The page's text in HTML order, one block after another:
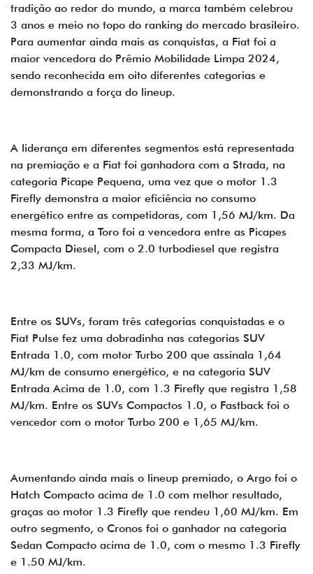
tradição ao redor do mundo, a marca também celebrou
3 anos e meio no topo do ranking do mercado brasileiro.
Para aumentar ainda mais as conquistas, a Fiat foi a
maior vencedora do Prêmio Mobilidade Limpa 2024,
sendo reconhecida em oito diferentes categorias e
demonstrando a força do lineup.
A liderança em diferentes segmentos está representada
na premiação e a Fiat foi ganhadora com a Strada, na
categoria Picape Pequena, uma vez que o motor 1.3
Firefly demonstra a maior eficiência no consumo
energético entre as competidoras, com 1,56 MJ/km. Da
mesma forma, a Toro foi a vencedora entre as Picapes
Compacta Diesel, com o 2.0 turbodiesel que registra
2,33 MJ/km.
Entre os SUVs, foram três categorias conquistadas e o
Fiat Pulse fez uma dobradinha nas categorias SUV
Entrada 1.0, com motor Turbo 200 que assinala 1,64
MJ/km de consumo energético, e na categoria SUV
Entrada Acima de 1.0, com 1.3 Firefly que registra 1,58
MJ/km. Entre os SUVs Compactos 1.0, o Fastback foi o
vencedor com o motor Turbo 200 e 1,65 MJ/km.
Aumentando ainda mais o lineup premiado, o Argo foi o
Hatch Compacto acima de 1.0 com melhor resultado,
graças ao motor 1.3 Firefly que rendeu 1,60 MJ/km. Em
outro segmento, o Cronos foi o ganhador na categoria
Sedan Compacto acima de 1.0, com o mesmo 1.3 Firefly
e 1.50 MJ/km.